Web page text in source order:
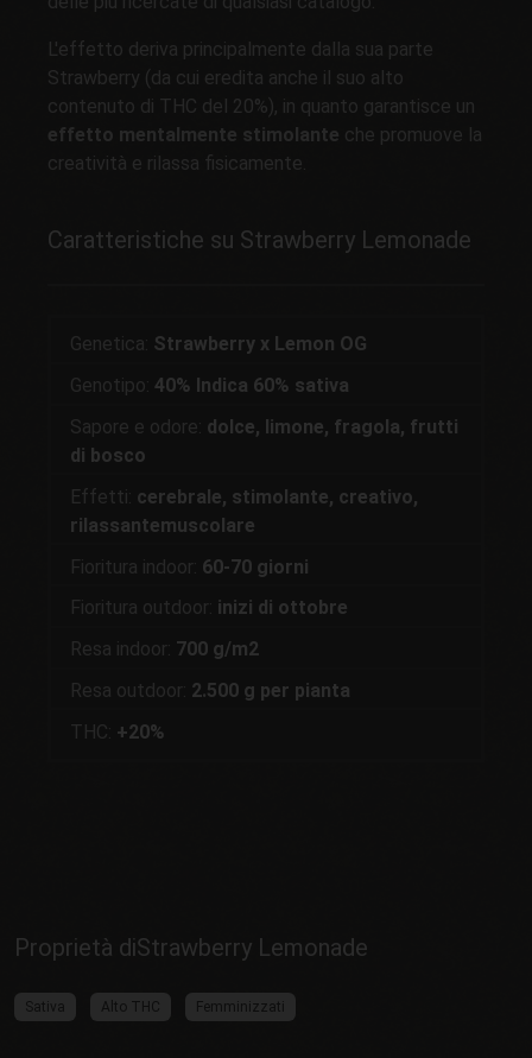
L'effetto deriva principalmente dalla sua parte
Strawberry (da cui eredita anche il suo alto
contenuto di THC del 20%), in quanto garantisce un
effetto mentalmente stimolante che promuove la
creatività e rilassa fisicamente.
Caratteristiche su Strawberry Lemonade
Genetica: Strawberry x Lemon OG
Genotipo: 40% Indica 60% sativa
Sapore e odore: dolce, limone, fragola, frutti
di bosco
Effetti: cerebrale, stimolante, creativo,
rilassantemuscolare
Fioritura indoor: 60-70 giorni
Fioritura outdoor: inizi di ottobre
Resa indoor: 700 g/m2
Resa outdoor: 2.500 g per pianta
THC: +20%
Proprietà diStrawberry Lemonade
Sativa Alto THC Femminizzati